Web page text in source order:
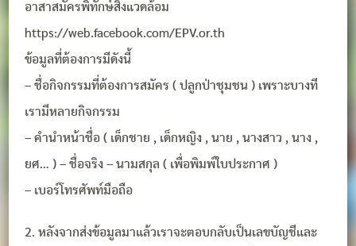
อาสาสมัครพิทักษ์สิ่งแวดล้อม
https://web.facebook.com/EPV.or.th
ข้อมูลที่ต้องการมีดังนี้
– ชื่อกิจกรรมที่ต้องการสมัคร ( ปลูกป่าชุมชน ) เพราะบางที
เรามีหลายกิจกรรม
– คำนำหน้าชื่อ ( เด็กชาย , เด็กหญิง , นาย , นางสาว , นาง ,
ยศ… ) – ชื่อจริง – นามสกุล ( เพื่อพิมพ์ใบประกาศ )
– เบอร์โทรศัพท์มือถือ
2. หลังจากส่งข้อมูลมาแล้วเราจะตอบกลับเป็นเลขบัญชีและ